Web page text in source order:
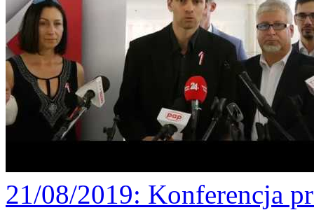
21/08/2019: Konferencja